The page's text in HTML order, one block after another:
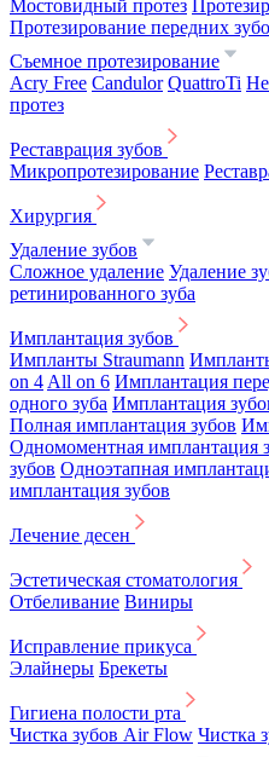
Мостовидный протез
Протезирование передних
Съемное протезирование
Acry Free Candulor QuattroTi
протез
Реставрация зубов
Микропротезирование
Хирургия
Удаление зубов
Сложное удаление Удаление
ретинированного зуба
Имплантация зубов
Импланты Straumann
on 4 All on 6 Имплантация
одного зуба Имплантация
Полная имплантация зубов
Одномоментная имплантация
зубов Одноэтапная
имплантация зубов
Лечение десен
Эстетическая стоматология
Отбеливание Виниры
Исправление прикуса
Элайнеры Брекеты
Гигиена полости рта
Чистка зубов Air Flow Чистка